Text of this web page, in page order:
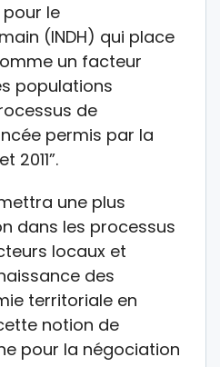
le
(INDH) qui place
un facteur
populations
de
permis par la
2011”.
une plus
dans les processus
locaux et
des
territoriale en
notion de
pour la négociation